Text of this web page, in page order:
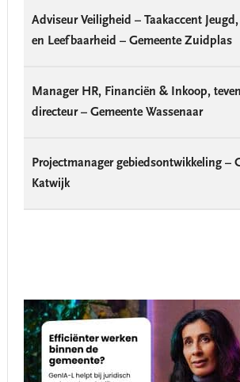
Adviseur Veiligheid – Taakaccent
en Leefbaarheid – Gemeente Zuidplas
Manager HR, Financiën & Inkoop,
directeur – Gemeente Wassenaar
Projectmanager gebiedsontwikkeling –
Katwijk